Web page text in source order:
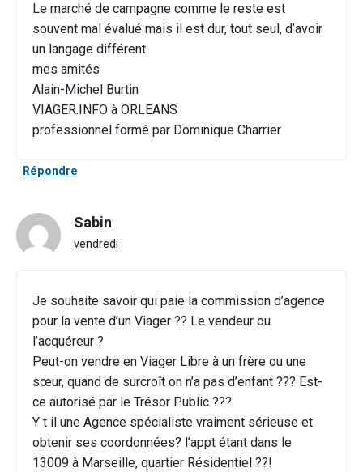
Le marché de campagne comme le reste est
souvent mal évalué mais il est dur, tout seul, d’avoir
un langage différent.
mes amités
Alain-Michel Burtin
VIAGER.INFO à ORLEANS
professionnel formé par Dominique Charrier
Répondre
Sabin
vendredi
Je souhaite savoir qui paie la commission d’agence
pour la vente d’un Viager ?? Le vendeur ou
l’acquéreur ?
Peut-on vendre en Viager Libre à un frère ou une
sœur, quand de surcroît on n’a pas d’enfant ??? Est-
ce autorisé par le Trésor Public ???
Y t il une Agence spécialiste vraiment sérieuse et
obtenir ses coordonnées? l’appt étant dans le
13009 à Marseille, quartier Résidentiel ??!